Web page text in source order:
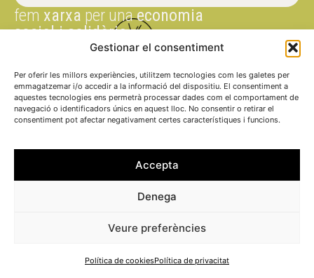
Gestionar el consentiment
Per oferir les millors experiències, utilitzem tecnologies com les galetes per
emmagatzemar i/o accedir a la informació del dispositiu. El consentiment a
aquestes tecnologies ens permetrà processar dades com el comportament de
navegació o identificadors únics en aquest lloc. No consentir o retirar el
consentiment pot afectar negativament certes característiques i funcions.
Accepta
Denega
Veure preferències
Política de cookiesPolítica de privacitat
FINANÇA
Avís legal
Política de
Política de
fem xarxa per unaeconomia
social i solidària